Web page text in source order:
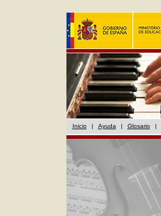
Inicio | Ayuda | Glosario |